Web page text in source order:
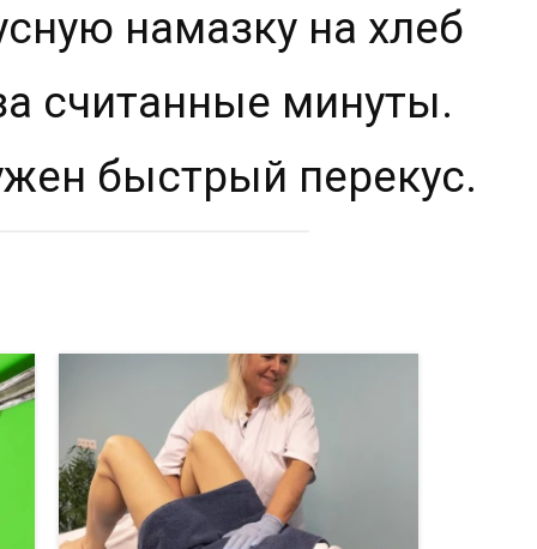
намазку на хлеб
считанные минуты.
быстрый перекус.